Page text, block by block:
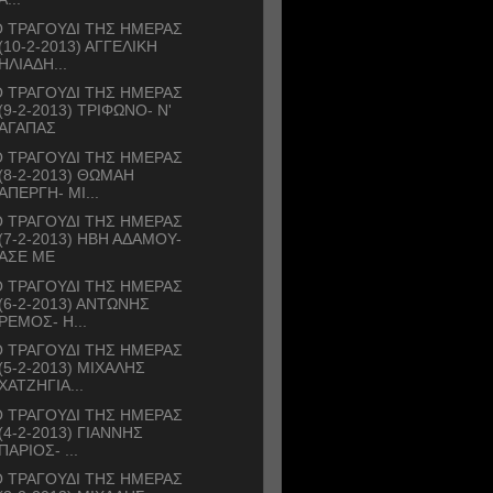
ΤΡΑΓΟΥΔΙ ΤΗΣ ΗΜΕΡΑΣ
(10-2-2013) ΑΓΓΕΛΙΚΗ
ΗΛΙΑΔΗ...
ΤΡΑΓΟΥΔΙ ΤΗΣ ΗΜΕΡΑΣ
(9-2-2013) ΤΡΙΦΩΝΟ- Ν'
ΤΡΑΓΟΥΔΙ ΤΗΣ ΗΜΕΡΑΣ
(8-2-2013) ΘΩΜΑΗ
ΜΙ...
ΤΡΑΓΟΥΔΙ ΤΗΣ ΗΜΕΡΑΣ
(7-2-2013) ΗΒΗ ΑΔΑΜΟΥ-
ΜΕ
ΤΡΑΓΟΥΔΙ ΤΗΣ ΗΜΕΡΑΣ
(6-2-2013) ΑΝΤΩΝΗΣ
ΡΕΜΟΣ- Η...
ΤΡΑΓΟΥΔΙ ΤΗΣ ΗΜΕΡΑΣ
(5-2-2013) ΜΙΧΑΛΗΣ
ΧΑΤΖΗΓΙΑ...
ΤΡΑΓΟΥΔΙ ΤΗΣ ΗΜΕΡΑΣ
(4-2-2013) ΓΙΑΝΝΗΣ
ΠΑΡΙΟΣ- ...
ΤΡΑΓΟΥΔΙ ΤΗΣ ΗΜΕΡΑΣ